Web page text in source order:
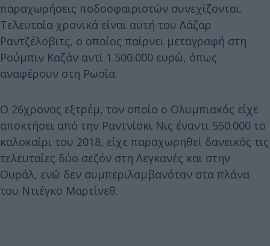
παραχωρήσεις ποδοσφαιριστών συνεχίζονται.
Τελευταία χρονικά είναι αυτή του Λάζαρ
Ραντζέλοβιτς, ο οποίος παίρνει μεταγραφή στη
Ρούμπιν Καζάν αντί 1.500.000 ευρώ, όπως
αναφέρουν στη Ρωσία.
Ο 26χρονος εξτρέμ, τον οποίο ο Ολυμπιακός είχε
αποκτήσει από την Ραντνίσκι Νις έναντι 550.000 το
καλοκαίρι του 2018, είχε παραχωρηθεί δανεικός τις
τελευταίες δύο σεζόν στη Λεγκανές και στην
Ουράλ, ενώ δεν συμπεριλαμβανόταν στα πλάνα
του Ντιέγκο Μαρτίνεθ.